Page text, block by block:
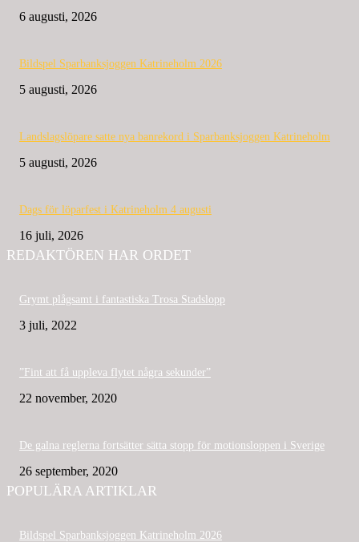
6 augusti, 2026
Bildspel Sparbanksjoggen Katrineholm 2026
5 augusti, 2026
Landslagslöpare satte nya banrekord i Sparbanksjoggen Katrineholm
5 augusti, 2026
Dags för löparfest i Katrineholm 4 augusti
16 juli, 2026
REDAKTÖREN HAR ORDET
Grymt plågsamt i fantastiska Trosa Stadslopp
3 juli, 2022
”Fint att få uppleva flytet några sekunder”
22 november, 2020
De galna reglerna fortsätter sätta stopp för motionsloppen i Sverige
26 september, 2020
POPULÄRA ARTIKLAR
Bildspel Sparbanksjoggen Katrineholm 2026